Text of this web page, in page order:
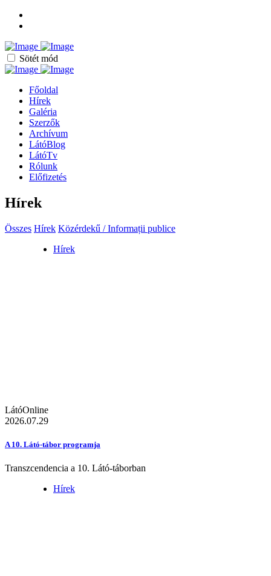
Sötét mód
Főoldal
Hírek
Galéria
Szerzők
Archívum
LátóBlog
LátóTv
Rólunk
Előfizetés
Hírek
Összes Hírek Közérdekű / Informații publice
Hírek
LátóOnline
2026.07.29
A 10. Látó-tábor programja
Transzcendencia a 10. Látó-táborban
Hírek